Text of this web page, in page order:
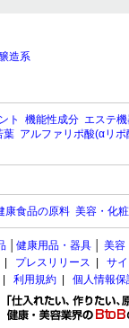
造系
ト 機能性成分 エステ
葉 アルファリポ酸(αリポ
康食品の原料 美容・化
健康用品・器具 美容
プレスリリース
サ
利用規約 個人情報